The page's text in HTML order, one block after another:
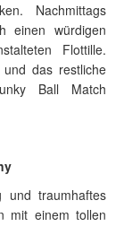
Nachmittags
einen würdigen
Flottille.
das restliche
Ball Match
und traumhaftes
mit einem tollen